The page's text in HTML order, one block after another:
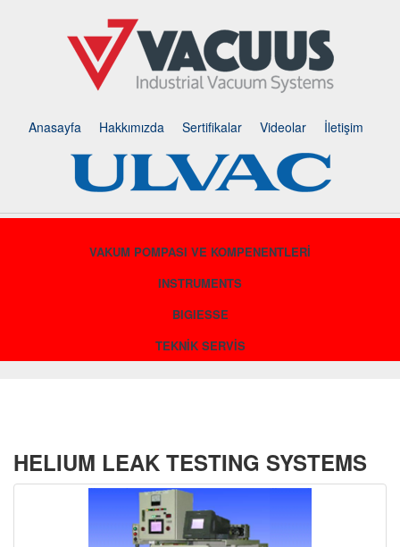
Anasayfa Hakkımızda Sertifikalar Videolar İletişim
VAKUM POMPASI VE KOMPENENTLERİ
INSTRUMENTS
BIGIESSE
TEKNİK SERVİS
HELIUM LEAK TESTING SYSTEMS